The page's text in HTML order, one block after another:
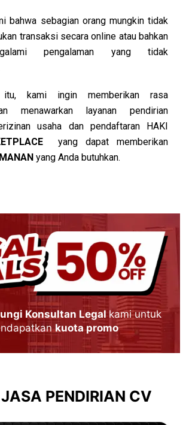
bahwa sebagian orang mungkin tidak
transaksi secara online atau bahkan
pengalaman yang tidak
kami ingin memberikan rasa
menawarkan layanan pendirian
usaha dan pendaftaran HAKI
yang dapat memberikan
yang Anda butuhkan.
Konsultan Legal kami untuk
kuota promo
PENDIRIAN CV